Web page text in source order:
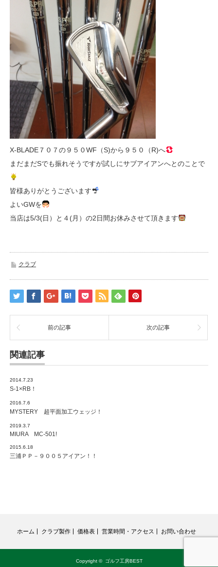
X-BLADE７０７の９５０WF（S)から９５０（R)へ
まだまだSでも振れそうですが試しにサブアイアンへとのことで
皆様ありがとうございます
よいGWを
当店は5/3(日）と４(月）の2日間お休みさせて頂きます
クラブ
前の記事 次の記事
関連記事
2014.7.23
S-1×RB！
2016.7.6
MYSTERY 超平面加工ウェッジ！
2019.3.7
MIURA MC-501!
2015.6.18
三浦ＰＰ－９００５アイアン！！
ホーム クラブ製作 価格表 営業時間・アクセス お問い合わせ
Copyright © ゴルフ工房BEST